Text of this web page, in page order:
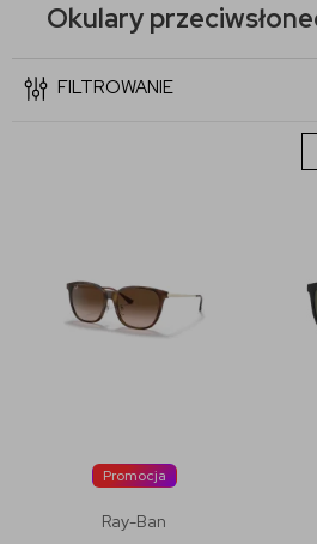
Okulary
FILTROWANIE
Promocja
Ray-Ban